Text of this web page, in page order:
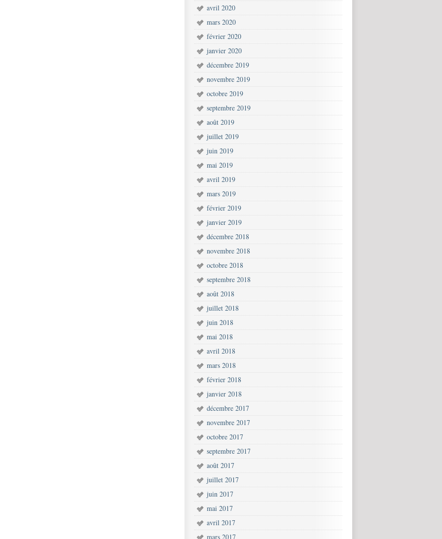
avril 2020
mars 2020
février 2020
janvier 2020
décembre 2019
novembre 2019
octobre 2019
septembre 2019
août 2019
juillet 2019
juin 2019
mai 2019
avril 2019
mars 2019
février 2019
janvier 2019
décembre 2018
novembre 2018
octobre 2018
septembre 2018
août 2018
juillet 2018
juin 2018
mai 2018
avril 2018
mars 2018
février 2018
janvier 2018
décembre 2017
novembre 2017
octobre 2017
septembre 2017
août 2017
juillet 2017
juin 2017
mai 2017
avril 2017
mars 2017